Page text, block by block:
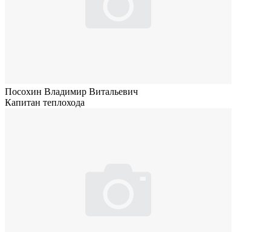
Посохин Владимир Витальевич
Капитан теплохода